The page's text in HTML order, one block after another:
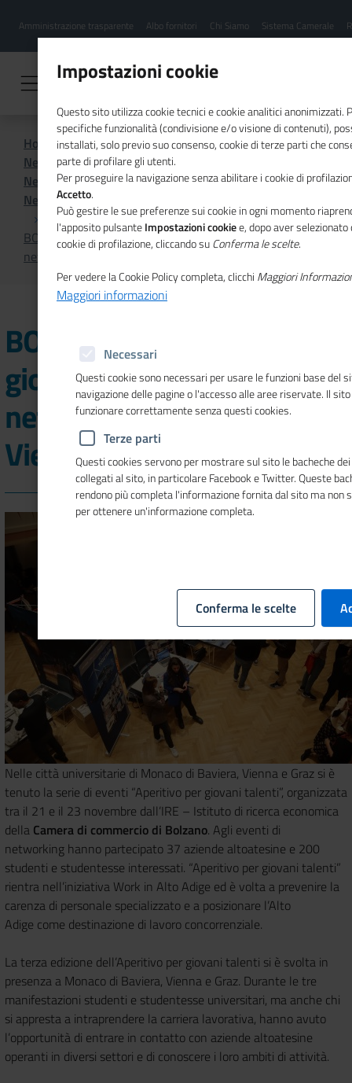
contenuto
Menu
hamburgher
Amministrazione trasparente Albo fornitori Chi Siamo Sistema Camerale
Home
Sistema Camerale
News dal sistema camerale
News dal sistema camerale - Archivio 2022
News dal sistema camerale - Archivio novembre 2022
BOLZANO - “Aperitivo per giovani talenti”: eventi di
networking a Monaco, Vienna e Graz
BOLZANO - “Aperitivo per
giovani talenti”: eventi di
networking a Monaco,
Vienna e Graz
Nelle città universitarie di Monaco di Baviera, Vienna e Graz si è
tenuto la serie di eventi “Aperitivo per giovani talenti”, organizzata
tra il 21 e il 23 novembre dall’IRE – Istituto di ricerca economica
della Camera di commercio di Bolzano. Agli eventi di
networking hanno partecipato 37 aziende altoatesine e 200
studenti e studentesse interessati. “Aperitivo per giovani talenti”
rientra nell’iniziativa Work in Alto Adige ed è volta a prevenire la
carenza di personale specializzato e a posizionare l’Alto
Adige come destinazione di lavoro concorrenziale.
La terza edizione dell’Aperitivo per giovani talenti si è svolta in
presenza a Monaco di Baviera, Vienna e Graz. Durante le tre
manifestazioni studenti e studentesse universitari, ma anche chi
si appresta a intraprendere la carriera lavorativa, hanno avuto
l’opportunità di entrare in contatto con aziende altoatesine
operanti in diversi settori e di conoscere i loro ambiti di attività.
Impostazioni cookie
Questo sito utilizza cookie tecnici e cookie analitici anonimizzati.
specifiche funzionalità (condivisione e/o visione di contenuti),
installati, solo previo suo consenso, cookie di terze parti che
parte di profilare gli utenti.
Per proseguire la navigazione senza abilitare i cookie di
Accetto.
Può gestire le sue preferenze sui cookie in ogni momento
l'apposito pulsanteImpostazioni cookiee, dopo aver
cookie di profilazione, cliccando suConferma le scelte.
Per vedere la Cookie Policy completa, clicchi Maggiori
Maggiori informazioni
Necessari
Questi cookie sono necessari per usare le funzioni base del
navigazione delle pagine o l'accesso alle aree riservate. Il
funzionare correttamente senza questi cookies.
Terze parti
Questi cookies servono per mostrare sul sito le bacheche
collegati al sito, in particolare Facebook e Twitter. Queste
rendono più completa l'informazione fornita dal sito ma non
per ottenere un'informazione completa.
Conferma le scelte